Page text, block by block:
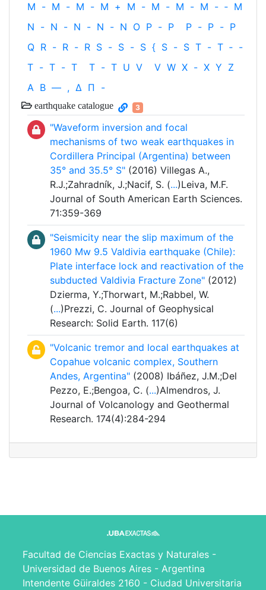
M - M - M - M + M - M - M - M - ‐ M
N - N - N - N - N O P - P P - P - P
Q R - R - R S - S - S { S - S T - T ‐ -
T - T - T T - T U V V W X - X Y Z
Α Β — , Δ Π -
earthquake catalogue 3
"Waveform inversion and focal
mechanisms of two weak earthquakes in
Cordillera Principal (Argentina) between
35° and 35.5° S" (2016) Villegas A.,
R.J.;Zahradník, J.;Nacif, S. (...)Leiva, M.F.
Journal of South American Earth Sciences.
71:359-369
"Seismicity near the slip maximum of the
1960 Mw 9.5 Valdivia earthquake (Chile):
Plate interface lock and reactivation of the
subducted Valdivia Fracture Zone" (2012)
Dzierma, Y.;Thorwart, M.;Rabbel, W.
(...)Prezzi, C. Journal of Geophysical
Research: Solid Earth. 117(6)
"Volcanic tremor and local earthquakes at
Copahue volcanic complex, Southern
Andes, Argentina" (2008) Ibáñez, J.M.;Del
Pezzo, E.;Bengoa, C. (...)Almendros, J.
Journal of Volcanology and Geothermal
Research. 174(4):284-294
Facultad de Ciencias Exactas y Naturales -
Universidad de Buenos Aires - Argentina
Intendente Güiraldes 2160 - Ciudad Universitaria